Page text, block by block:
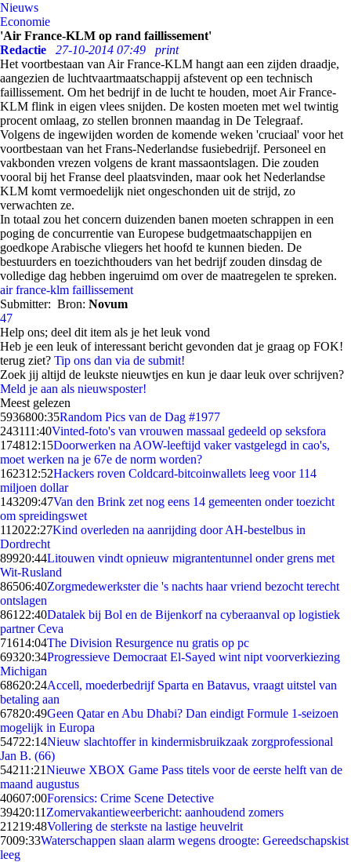
Nieuws
Economie
'Air France-KLM op rand faillissement'
Redactie
27-10-2014 07:49
print
Het voortbestaan van Air France-KLM hangt aan een zijden draadje,
aangezien de luchtvaartmaatschappij afstevent op een technisch
faillissement. Om het bedrijf in de lucht te houden, moet Air France-
KLM flink in eigen vlees snijden. De kosten moeten met wel twintig
procent omlaag, zo stellen bronnen maandag in De Telegraaf.
Volgens de ingewijden worden de komende weken 'cruciaal' voor het
voortbestaan van het Frans-Nederlandse fusiebedrijf. Personeel en
vakbonden vrezen volgens de krant massaontslagen. Die zouden
vooral bij het Franse deel plaatsvinden, maar ook het Nederlandse
KLM komt vermoedelijk niet ongeschonden uit de strijd, zo
verwachten ze.
In totaal zou het concern duizenden banen moeten schrappen in een
poging de concurrentie van Europese budgetmaatschappijen en
goedkope Arabische vliegers het hoofd te kunnen bieden. De
bestuurders en toezichthouders van het bedrijf zouden dinsdag de
volledige dag hebben ingeruimd om over de maatregelen te spreken.
air france-klm faillissement
Submitter: Bron: Novum
47
Help ons; deel dit item als je het leuk vond
Heb je een leuk of interessant bericht gevonden dat je graag op FOK!
terug ziet? Tip ons dan via de submit!
Zoek jij altijd de leukste nieuwtjes en kun je daar leuk over schrijven?
Meld je aan als nieuwsposter!
Meest gelezen
5936800:35Random Pics van de Dag #1977
243111:40Vinted-foto's van vrouwen massaal gedeeld op seksfora
174812:15Doorwerken na AOW-leeftijd vaker vastgelegd in cao's,
moet werken na je 67e de norm worden?
162312:52Hackers roven Coldcard-bitcoinwallets leeg voor 114
miljoen dollar
143209:47Van den Brink zet nog eens 14 gemeenten onder toezicht
om spreidingswet
112022:27Kind overleden na aanrijding door AH-bestelbus in
Dordrecht
89920:44Litouwen vindt opnieuw migrantentunnel onder grens met
Wit-Rusland
86506:40Zorgmedewerkster die 's nachts haar vriend bezocht terecht
ontslagen
861 22:40Datalek bij Bol en de Bijenkorf na cyberaanval op logistiek
partner Ceva
71614:04The Division Resurgence nu gratis op pc
69320:34Progressieve Democraat El-Sayed wint nipt voorverkiezing
Michigan
68620:24Accell, moederbedrijf Sparta en Batavus, vraagt uitstel van
betaling aan
67820:49Geen Qatar en Abu Dhabi? Dan eindigt Formule 1-seizoen
mogelijk in Europa
54722:14Nieuw slachtoffer in kindermisbruikzaak zorgprofessional
Jan B. (66)
54211:21Nieuwe XBOX Game Pass titels voor de eerste helft van de
maand augustus
40607:00Forensics: Crime Scene Detective
39420:11 Zomervakantieweerbericht: aanhoudend zomers
21219:48Vollering de sterkste na lastige heuvelrit
7009:33Waterschappen slaan alarm wegens droogte: Gereedschapskist
leeg